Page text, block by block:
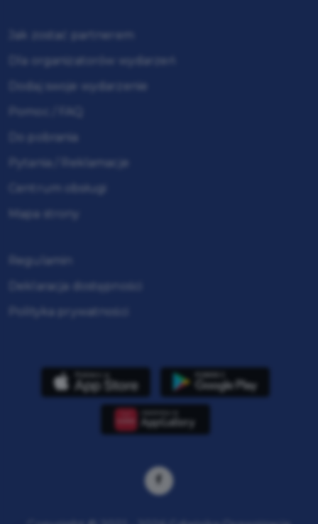
Jak zostać partnerem
Dla organizatorów wydarzeń
Dodaj swoje wydarzenie
Do pobrania
Pytania / Reklamacje
Centrum obsługi
Mapa strony
Regulamin
Deklaracja dostępności
Polityka prywatności